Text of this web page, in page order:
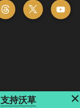
支持沃草 ×